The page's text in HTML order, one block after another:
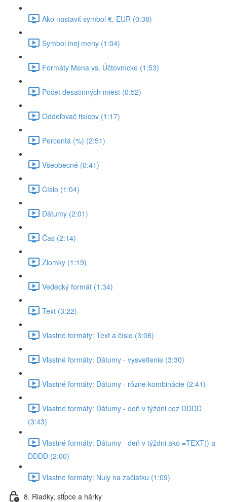
Ako nastaviť symbol €, EUR (0:38)
Symbol inej meny (1:04)
Formáty Mena vs. Účtovnícke (1:53)
Počet desatinných miest (0:52)
Oddeľovač tisícov (1:17)
Percentá (%) (2:51)
Všeobecné (0:41)
Číslo (1:04)
Dátumy (2:01)
Čas (2:14)
Zlomky (1:19)
Vedecký formát (1:34)
Text (3:22)
Vlastné formáty: Text a číslo (3:06)
Vlastné formáty: Dátumy - vysvetlenie (3:30)
Vlastné formáty: Dátumy - rôzne kombinácie (2:41)
Vlastné formáty: Dátumy - deň v týždni cez DDDD
(3:43)
Vlastné formáty: Dátumy - deň v týždni ako =TEXT() a
DDDD (2:00)
Vlastné formáty: Nuly na začiatku (1:09)
8. Riadky, stĺpce a hárky